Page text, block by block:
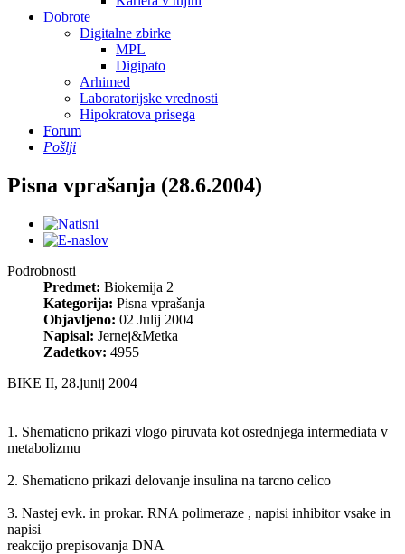
Dobrote
Digitalne zbirke
MPL
Digipato
Arhimed
Laboratorijske vrednosti
Hipokratova prisega
Forum
Pošlji
Pisna vprašanja (28.6.2004)
Podrobnosti
Predmet: Biokemija 2
Kategorija: Pisna vprašanja
Objavljeno: 02 Julij 2004
Napisal: Jernej&Metka
Zadetkov: 4955
BIKE II, 28.junij 2004
1. Shematicno prikazi vlogo piruvata kot osrednjega intermediata v
metabolizmu
2. Shematicno prikazi delovanje insulina na tarcno celico
3. Nastej evk. in prokar. RNA polimeraze , napisi inhibitor vsake in
napisi
reakcijo prepisovanja DNA